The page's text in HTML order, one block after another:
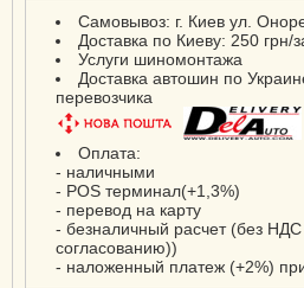
Самовывоз: г. Киев ул.
Доставка по Киеву: 250 грн/
Услуги шиномонтажа
Доставка автошин по
перевозчика
Оплата:
- наличными
- POS терминал(+1,3%)
- перевод на карту
- безналичный расчет (без
согласованию))
- наложенный платеж (+2%)